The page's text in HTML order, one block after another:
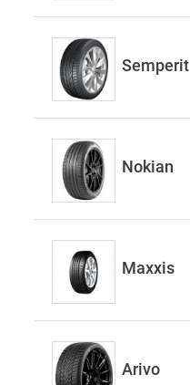
Semperit
Nokian
Maxxis
Arivo